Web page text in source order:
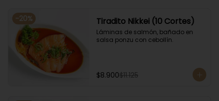
-20% Tiradito Nikkei (10 Cortes)
Láminas de salmón, bañado en
salsa ponzu con cebollín.
$8.900$11.125